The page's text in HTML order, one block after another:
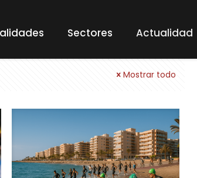
Sectores Actualidad
Mostrar todo